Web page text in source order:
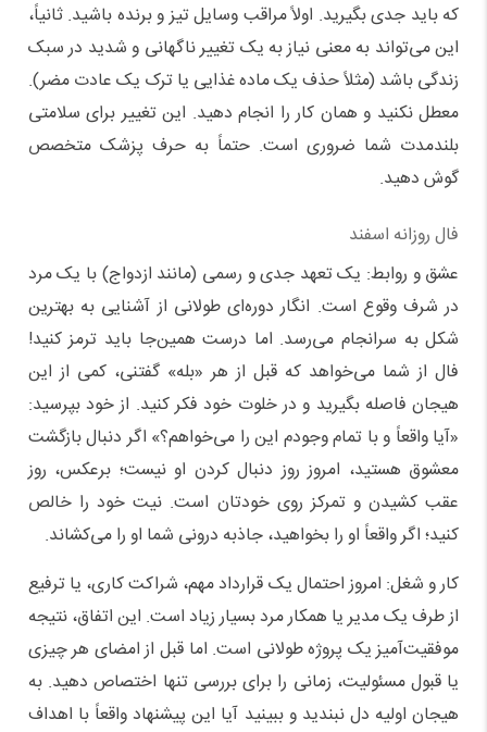
که باید جدی بگیرید. اولاً مراقب وسایل تیز و برنده باشید. ثانیاً،
این می‌تواند به معنی نیاز به یک تغییر ناگهانی و شدید در سبک
زندگی باشد (مثلاً حذف یک ماده غذایی یا ترک یک عادت مضر).
معطل نکنید و همان کار را انجام دهید. این تغییر برای سلامتی
بلندمدت شما ضروری است. حتماً به حرف پزشک متخصص
گوش دهید.
فال روزانه اسفند
عشق و روابط: یک تعهد جدی و رسمی (مانند ازدواج) با یک مرد
در شرف وقوع است. انگار دوره‌ای طولانی از آشنایی به بهترین
شکل به سرانجام می‌رسد. اما درست همین‌جا باید ترمز کنید!
فال از شما می‌خواهد که قبل از هر «بله» گفتنی، کمی از این
هیجان فاصله بگیرید و در خلوت خود فکر کنید. از خود بپرسید:
«آیا واقعاً و با تمام وجودم این را می‌خواهم؟» اگر دنبال بازگشت
معشوق هستید، امروز روز دنبال کردن او نیست؛ برعکس، روز
عقب کشیدن و تمرکز روی خودتان است. نیت خود را خالص
کنید؛ اگر واقعاً او را بخواهید، جاذبه درونی شما او را می‌کشاند.
کار و شغل: امروز احتمال یک قرارداد مهم، شراکت کاری، یا ترفیع
از طرف یک مدیر یا همکار مرد بسیار زیاد است. این اتفاق، نتیجه
موفقیت‌آمیز یک پروژه طولانی است. اما قبل از امضای هر چیزی
یا قبول مسئولیت، زمانی را برای بررسی تنها اختصاص دهید. به
هیجان اولیه دل نبندید و ببینید آیا این پیشنهاد واقعاً با اهداف